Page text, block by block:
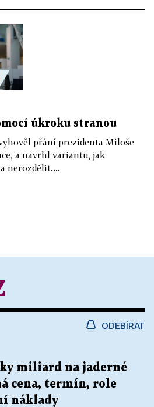
úkroku stranou
přání prezidenta Miloše
a navrhl variantu, jak
nerozdělit....
ODEBÍRAT
miliard na jaderné
cena, termín, role
náklady